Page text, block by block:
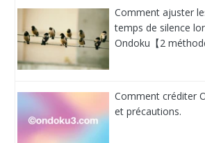
Comment ajuster
temps de silence
Ondoku【2
Comment créditer
et précautions.